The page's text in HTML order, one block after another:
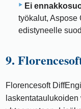
Ei
työkalut, Aspose
edistyneelle
9.
Florencesoft